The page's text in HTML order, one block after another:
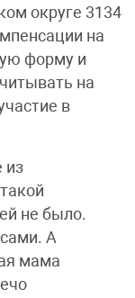
округе 3134
на
форму и
на
в
из
не было.
А
мама